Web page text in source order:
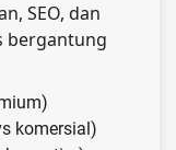
SEO, dan
bergantung
komersial)